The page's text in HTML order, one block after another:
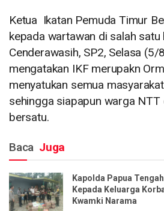
Ketua Ikatan Pemuda Timur
kepada wartawan di salah satu
Cenderawasih, SP2, Selasa
mengatakan IKF merupakn
menyatukan semua
sehingga siapapun warga NTT
bersatu.
Baca Juga
Kapolda Papua
Kepada Keluarga
Kwamki Narama